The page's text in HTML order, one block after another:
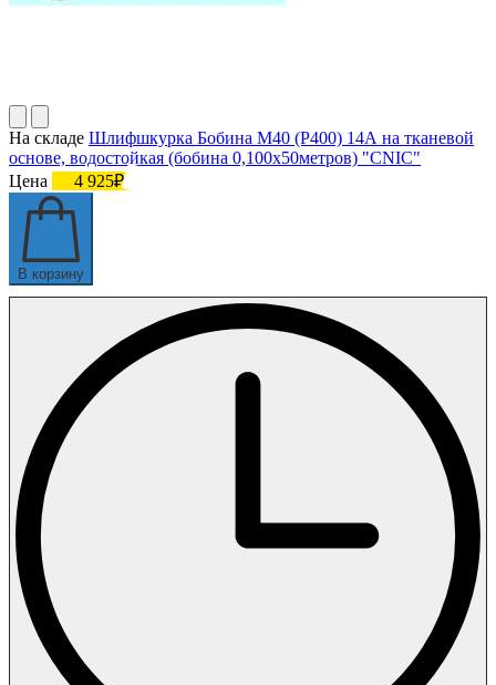
На складе Шлифшкурка Бобина М40 (P400) 14А на тканевой
основе, водостойкая (бобина 0,100х50метров) "CNIC"
Цена
4 925₽
В корзину